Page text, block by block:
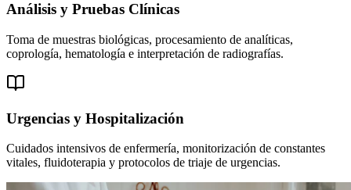
Análisis y Pruebas Clínicas
Toma de muestras biológicas, procesamiento de analíticas,
coprología, hematología e interpretación de radiografías.
Urgencias y Hospitalización
Cuidados intensivos de enfermería, monitorización de constantes
vitales, fluidoterapia y protocolos de triaje de urgencias.